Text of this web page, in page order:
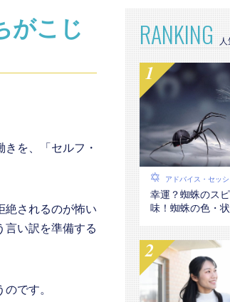
がこじ
を、「セルフ・
絶されるのが怖い
言い訳を準備する
です。
RANKING
アドバイス・セッ
幸運？蜘蛛のス
味！蜘蛛の色・